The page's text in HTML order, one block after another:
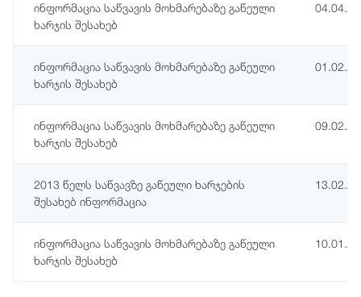
ინფორმაცია საწვავის მოხმარებაზე გაწეული
ხარჯის შესახებ
ინფორმაცია საწვავის მოხმარებაზე გაწეული
ხარჯის შესახებ
ინფორმაცია საწვავის მოხმარებაზე გაწეული
ხარჯის შესახებ
2013 წელს საწვავზე გაწეული ხარჯების
შესახებ ინფორმაცია
ინფორმაცია საწვავის მოხმარებაზე გაწეული
ხარჯის შესახებ